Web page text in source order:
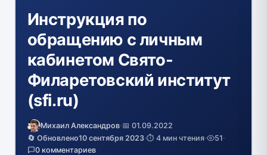
Инструкция по
обращению с личным
кабинетом Свято-
Филаретовский институт
(sfi.ru)
Михаил Александров·📅 01.09.2022
🔄 Обновлено10 сентября 2023·⏱️ 4 мин чтения· 51·
0 комментариев